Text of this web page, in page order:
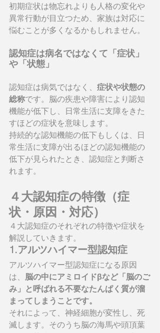
初期症状は物忘れよりも人格の変化や
異常行動が目立つため、家族は対応に
悩むことが多くなるかもしれません。
認知症は病名ではなくて「症状」
や「状態」
認知症は病気ではなく、 症状や状態の
総称です。脳の疾患や障害により認知
機能が低下し、日常生活に支障をきた
すほどの症状を意味します。
持続的な認知機能の低下もしくは、日
常生活に支障が出るほどの認知機能の
低下が見られたとき、認知症と判断さ
れます。
４大認知症の特徴（症
状・原因・対応）
４大認知症のそれぞれの特徴や症状を
解説していきます。
1.アルツハイマー型認知症
アルツハイマー型認知症になる原因
は、 脳の中にアミロイドβなど「脳のご
み」と呼ばれる不要なたんぱく質が溜
まってしまうことです。
それによって、神経細胞が変性し、死
滅します。そのうち脳の海馬や頭頂葉